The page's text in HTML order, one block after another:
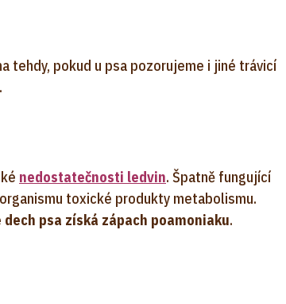
tehdy, pokud u psa pozorujeme i jiné trávicí
.
nedostatečnosti ledvin. Špatně fungující
toxické produkty metabolismu.
psa získá zápach poamoniaku.